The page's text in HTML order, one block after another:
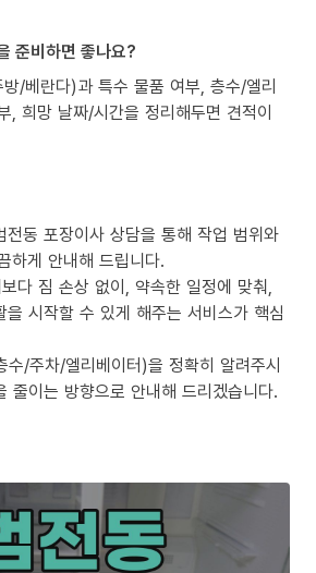
준비하면 좋나요?
/베란다)과 특수 물품 여부, 층수/엘리
, 희망 날짜/시간을 정리해두면 견적이
전동 포장이사 상담을 통해 작업 범위와
하게 안내해 드립니다.
다 짐 손상 없이, 약속한 일정에 맞춰,
을 시작할 수 있게 해주는 서비스가 핵심
수/주차/엘리베이터)을 정확히 알려주시
줄이는 방향으로 안내해 드리겠습니다.